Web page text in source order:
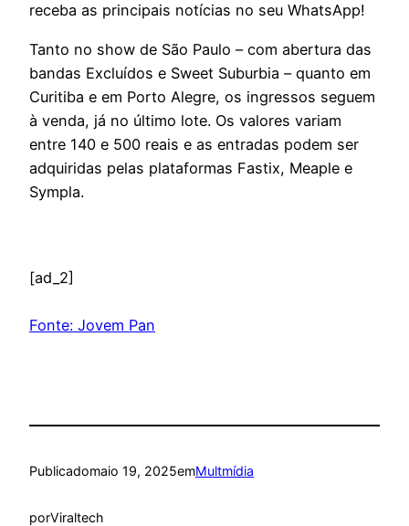
receba as principais notícias no seu WhatsApp!
Tanto no show de São Paulo – com abertura das
bandas Excluídos e Sweet Suburbia – quanto em
Curitiba e em Porto Alegre, os ingressos seguem
à venda, já no último lote. Os valores variam
entre 140 e 500 reais e as entradas podem ser
adquiridas pelas plataformas Fastix, Meaple e
Sympla.
[ad_2]
Fonte: Jovem Pan
Publicadomaio 19, 2025emMultmídia
porViraltech